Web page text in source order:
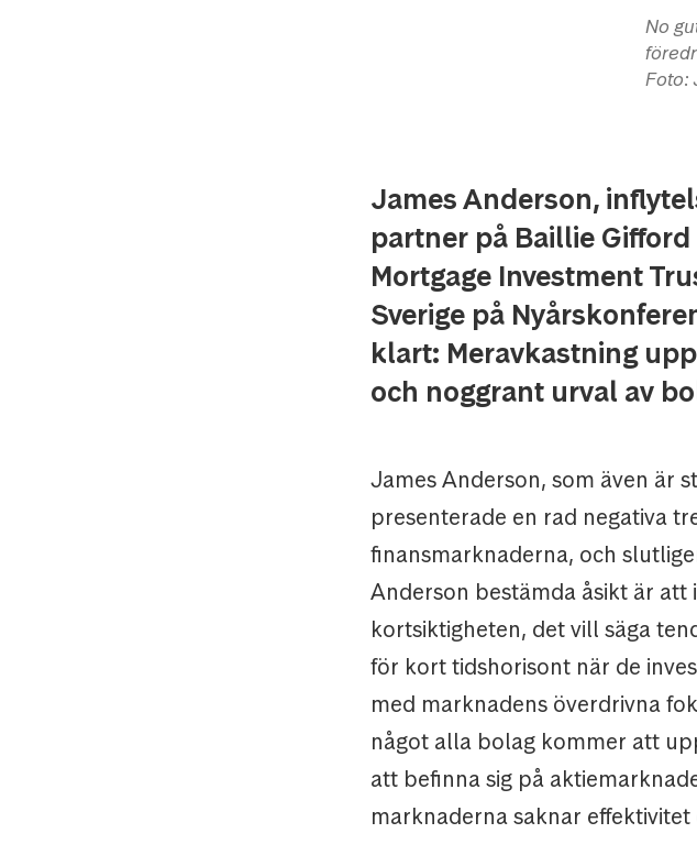
No
Foto:
James Anderson,
partner på Baillie
Mortgage Investment
Sverige på
klart: Meravkastning
och noggrant urval av
James Anderson, som även är
presenterade en rad negativa
finansmarknaderna, och
Anderson bestämda åsikt är
kortsiktigheten, det vill säga
för kort tidshorisont när de
med marknadens överdrivna
något alla bolag kommer att
att befinna sig på
marknaderna saknar